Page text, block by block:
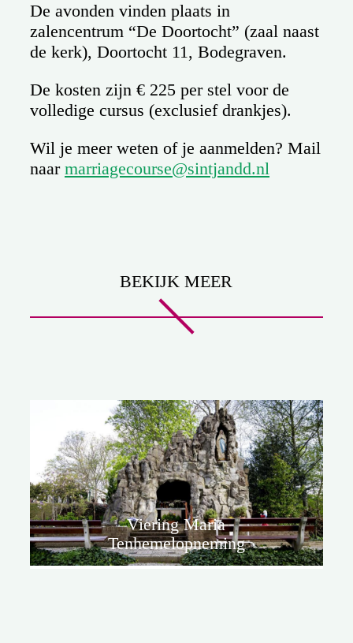
De avonden vinden plaats in
zalencentrum “De Doortocht” (zaal naast
de kerk), Doortocht 11, Bodegraven.
De kosten zijn € 225 per stel voor de
volledige cursus (exclusief drankjes).
Wil je meer weten of je aanmelden? Mail
naar marriagecourse@sintjandd.nl
BEKIJK MEER
Viering Maria
Tenhemelopneming